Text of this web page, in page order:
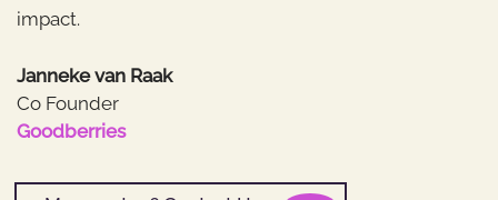
impact.
Janneke van Raak
Co Founder
Goodberries